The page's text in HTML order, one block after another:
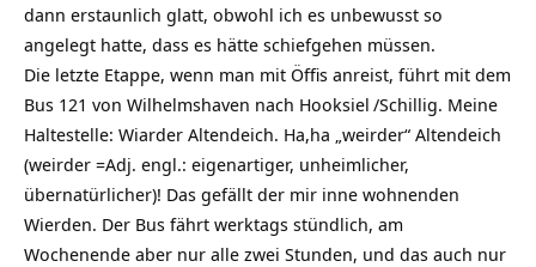
dann erstaunlich glatt, obwohl ich es unbewusst so
angelegt hatte, dass es hätte schiefgehen müssen.
Die letzte Etappe, wenn man mit Öffis anreist, führt mit dem
Bus 121 von Wilhelmshaven nach Hooksiel /Schillig. Meine
Haltestelle: Wiarder Altendeich. Ha,ha „weirder“ Altendeich
(weirder =Adj. engl.: eigenartiger, unheimlicher,
übernatürlicher)! Das gefällt der mir inne wohnenden
Wierden. Der Bus fährt werktags stündlich, am
Wochenende aber nur alle zwei Stunden, und das auch nur